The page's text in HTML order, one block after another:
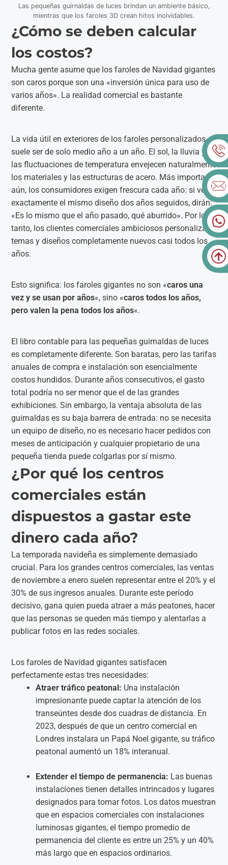
Las pequeñas guirnaldas de luces brindan un ambiente básico,
mientras que los faroles 3D crean hitos inolvidables.
¿Cómo se deben calcular
los costos?
Mucha gente asume que los faroles de Navidad gigantes
son caros porque son una «inversión única para uso de
varios años». La realidad comercial es bastante
diferente.
La vida útil en exteriores de los faroles personalizados
suele ser de solo medio año a un año. El sol, la lluvia y
las fluctuaciones de temperatura envejecen naturalmente
los materiales y las estructuras de acero. Más importante
aún, los consumidores exigen frescura cada año: si ven
exactamente el mismo diseño dos años seguidos, dirán:
«Es lo mismo que el año pasado, qué aburrido». Por lo
tanto, los clientes comerciales ambiciosos personalizan
temas y diseños completamente nuevos casi todos los
años.
Esto significa: los faroles gigantes no son «caros una
vez y se usan por años«, sino «caros todos los años,
pero valen la pena todos los años«.
El libro contable para las pequeñas guirnaldas de luces
es completamente diferente. Son baratas, pero las tarifas
anuales de compra e instalación son esencialmente
costos hundidos. Durante años consecutivos, el gasto
total podría no ser menor que el de las grandes
exhibiciones. Sin embargo, la ventaja absoluta de las
guirnaldas es su baja barrera de entrada: no se necesita
un equipo de diseño, no es necesario hacer pedidos con
meses de anticipación y cualquier propietario de una
pequeña tienda puede colgarlas por sí mismo.
¿Por qué los centros
comerciales están
dispuestos a gastar este
dinero cada año?
La temporada navideña es simplemente demasiado
crucial. Para los grandes centros comerciales, las ventas
de noviembre a enero suelen representar entre el 20% y el
30% de sus ingresos anuales. Durante este período
decisivo, gana quien pueda atraer a más peatones, hacer
que las personas se queden más tiempo y alentarlas a
publicar fotos en las redes sociales.
Los faroles de Navidad gigantes satisfacen
perfectamente estas tres necesidades:
Atraer tráfico peatonal: Una instalación
impresionante puede captar la atención de los
transeúntes desde dos cuadras de distancia. En
2023, después de que un centro comercial en
Londres instalara un Papá Noel gigante, su tráfico
peatonal aumentó un 18% interanual.
Extender el tiempo de permanencia: Las buenas
instalaciones tienen detalles intrincados y lugares
designados para tomar fotos. Los datos muestran
que en espacios comerciales con instalaciones
luminosas gigantes, el tiempo promedio de
permanencia del cliente es entre un 25% y un 40%
más largo que en espacios ordinarios.